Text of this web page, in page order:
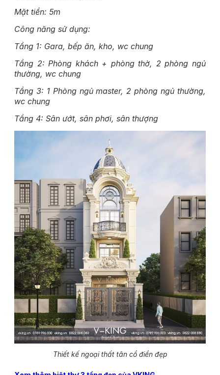
Mặt tiền: 5m
Công năng sử dụng:
Tầng 1: Gara, bếp ăn, kho, wc chung
Tầng 2: Phòng khách + phòng thờ, 2 phòng ngủ
thường, wc chung
Tầng 3: 1 Phòng ngủ master, 2 phòng ngủ thường,
wc chung
Tầng 4: Sân ướt, sân phơi, sân thượng
Thiết kế ngoại thất tân cổ điển đẹp